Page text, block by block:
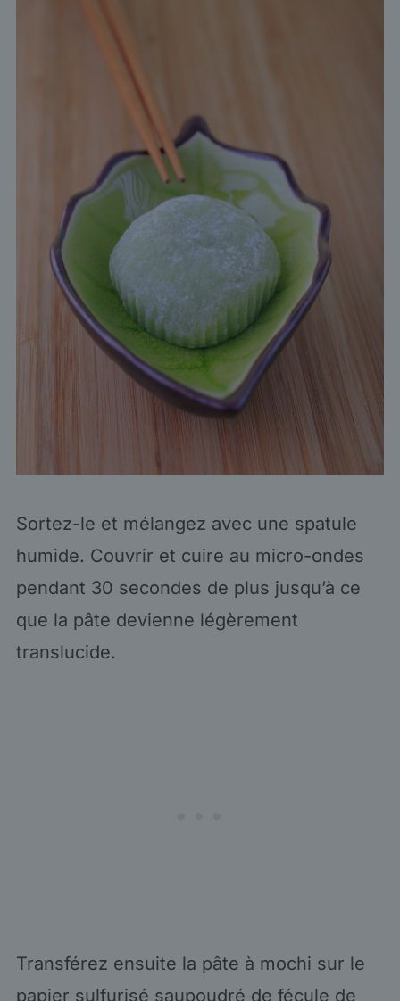
Sortez-le et mélangez avec une spatule
humide. Couvrir et cuire au micro-ondes
pendant 30 secondes de plus jusqu’à ce
que la pâte devienne légèrement
translucide.
Transférez ensuite la pâte à mochi sur le
papier sulfurisé saupoudré de fécule de